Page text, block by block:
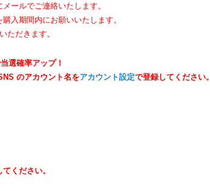
ールでご連絡いたします。
入期間内にお願いいたします。
ただきます。
選確率アップ！
のアカウント名をアカウント設定で登録してください。
ください。